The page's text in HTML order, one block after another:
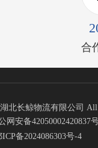
合
北长鲸物流有限公司 All
网安备42050002420837
ICP备2024086303号-4